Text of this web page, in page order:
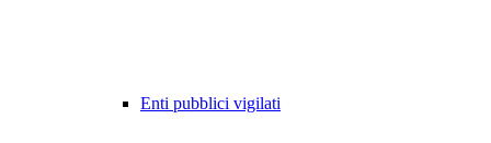
Enti pubblici vigilati